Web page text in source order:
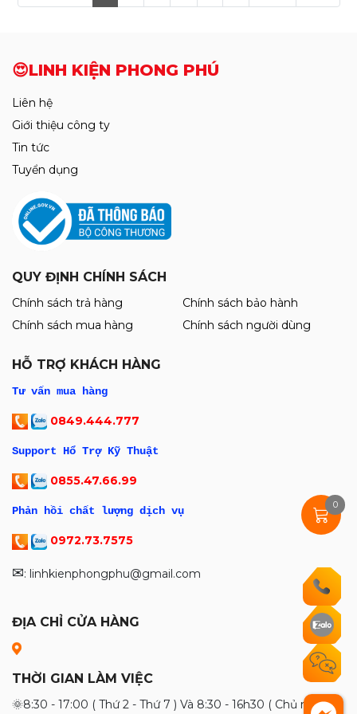
😍LINH KIỆN PHONG PHÚ
Liên hệ
Giới thiệu công ty
Tin tức
Tuyển dụng
QUY ĐỊNH CHÍNH SÁCH
Chính sách trả hàng
Chính sách bảo hành
Chính sách mua hàng
Chính sách người dùng
HỖ TRỢ KHÁCH HÀNG
Tư vấn mua hàng
0849.444.777
Support Hổ Trợ Kỹ Thuật
0855.47.66.99
Phản hồi chất lượng dịch vụ
0972.73.7575
✉: linhkienphongphu@gmail.com
ĐỊA CHỈ CỬA HÀNG
THỜI GIAN LÀM VIỆC
🌞8:30 - 17:00 ( Thứ 2 - Thứ 7 ) Và 8:30 - 16h30 ( Chủ nhật và
0